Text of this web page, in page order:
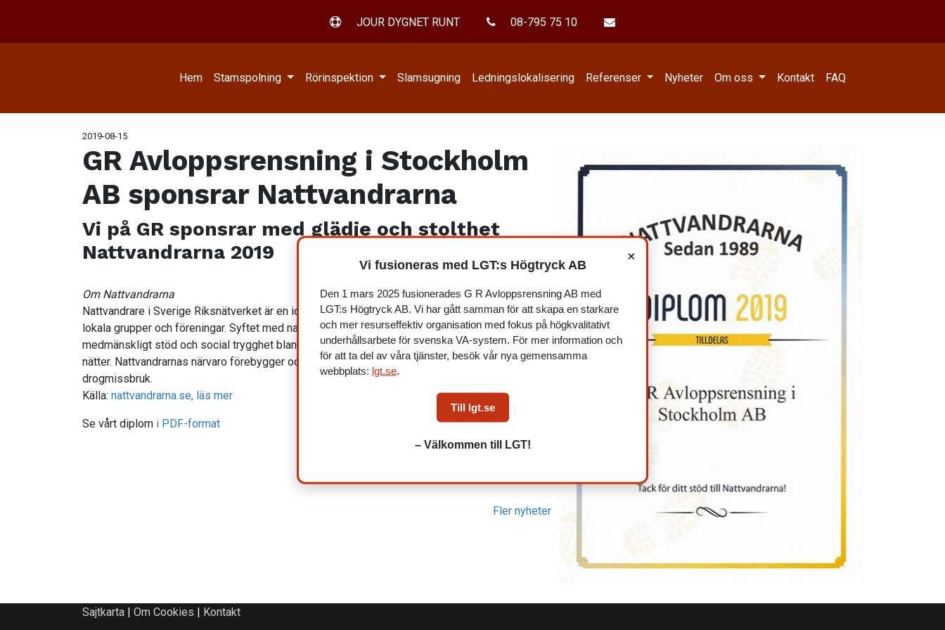
JOUR DYGNET RUNT 08-795 75 10
Hem Stamspolning Rörinspektion Slamsugning Ledningslokalisering Referenser Nyheter Om oss Kontakt FAQ
2019-08-15
GR Avloppsrensning i Stockholm
AB sponsrar Nattvandrarna
Vi på GR sponsrar med glädje och stolthet
Nattvandrarna 2019
Om Nattvandrarna
Nattvandrare i Sverige Riksnätverket är en ideell, demokratiskt uppbyggd organisation för
lokala grupper och föreningar. Syftet med nattvandring är att det ska finnas vuxna förebilder,
medmänskligt stöd och social trygghet bland unga människor när de rör sig ute på kvällar och
nätter. Nattvandrarnas närvaro förebygger också kriminalitet som skadegörelse, våld och
drogmissbruk.
Källa: nattvandrarna.se, läs mer
Se vårt diplom i PDF-format
Fler nyheter
Sajtkarta Om Cookies Kontakt
×
Vi fusioneras med LGT:s Högtryck AB
Den 1 mars 2025 fusionerades G R Avloppsrensning AB med
LGT:s Högtryck AB. Vi har gått samman för att skapa en starkare
och mer resurseffektiv organisation med fokus på högkvalitativt
underhållsarbete för svenska VA-system. För mer information och
för att ta del av våra tjänster, besök vår nya gemensamma
webbplats: lgt.se.
Till lgt.se
– Välkommen till LGT!